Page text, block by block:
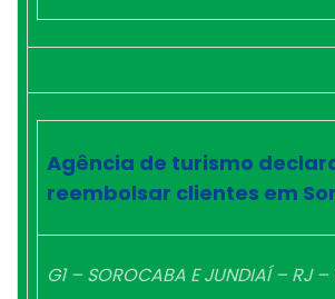
Agência de turismo
reembolsar clientes em
G1 – SOROCABA E JUNDIAÍ – RJ